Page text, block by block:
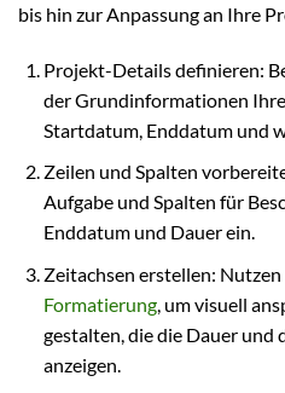
bis hin zur Anpassung an Ihre
Projekt-Details definieren:
der Grundinformationen
Startdatum, Enddatum und
Zeilen und Spalten
Aufgabe und Spalten für
Enddatum und Dauer ein.
Zeitachsen erstellen:
Formatierung, um visuell
gestalten, die die Dauer
anzeigen.